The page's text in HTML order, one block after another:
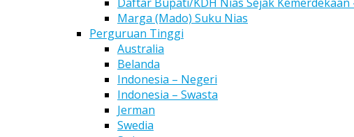
Marga (Mado) Suku Nias
Perguruan Tinggi
Australia
Belanda
Indonesia – Negeri
Indonesia – Swasta
Jerman
Swedia